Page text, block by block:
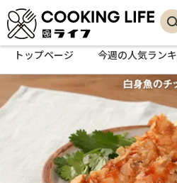
トップページ 今週の人気ラン